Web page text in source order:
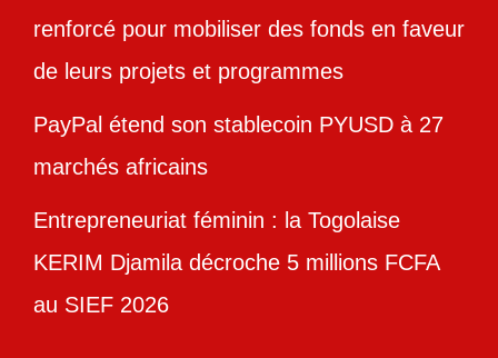
renforcé pour mobiliser des fonds en faveur
de leurs projets et programmes
PayPal étend son stablecoin PYUSD à 27
marchés africains
Entrepreneuriat féminin : la Togolaise
KERIM Djamila décroche 5 millions FCFA
au SIEF 2026